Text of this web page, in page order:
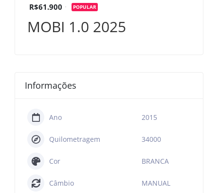
R$61.900 POPULAR
MOBI 1.0 2025
Informações
Ano 2015
Quilometragem 34000
Cor BRANCA
Câmbio MANUAL